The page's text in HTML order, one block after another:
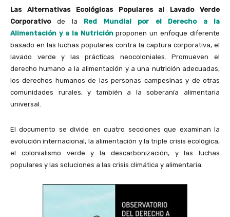
Las Alternativas Ecológicas Populares al Lavado Verde
Corporativode la Red Mundial por el Derecho a la
Alimentación y a la Nutriciónproponen un enfoque diferente
basado en las luchas populares contra la captura corporativa, el
lavado verde y las prácticas neocoloniales. Promueven el
derecho humano a la alimentación y a una nutrición adecuadas,
los derechos humanos de las personas campesinas y de otras
comunidades rurales, y también a la soberanía alimentaria
universal.
El documento se divide en cuatro secciones que examinan la
evolución internacional, la alimentación y la triple crisis ecológica,
el colonialismo verde y la descarbonización, y las luchas
populares y las soluciones a las crisis climática y alimentaria.